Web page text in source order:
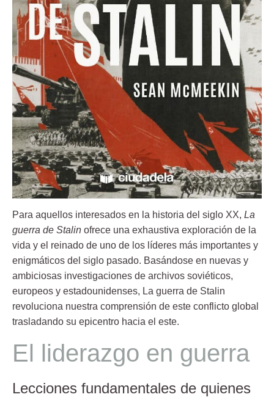
Para aquellos interesados en la historia del siglo XX, La
guerra de Stalin ofrece una exhaustiva exploración de la
vida y el reinado de uno de los líderes más importantes y
enigmáticos del siglo pasado. Basándose en nuevas y
ambiciosas investigaciones de archivos soviéticos,
europeos y estadounidenses, La guerra de Stalin
revoluciona nuestra comprensión de este conflicto global
trasladando su epicentro hacia el este.
El liderazgo en guerra
Lecciones fundamentales de quienes